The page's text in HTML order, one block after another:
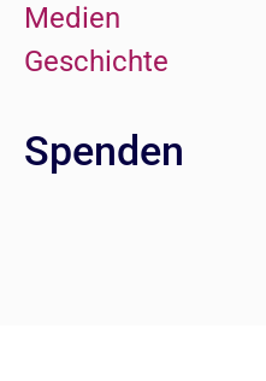
Medien
Geschichte
Spenden